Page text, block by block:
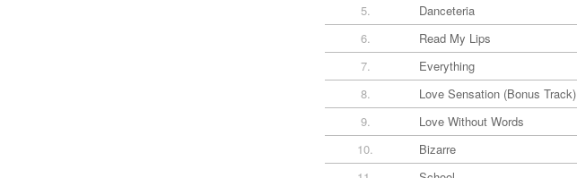
5.
Danceteria
6.
Read My Lips
7.
Everything
8.
Love Sensation (Bonus Track)
9.
Love Without Words
10.
Bizarre